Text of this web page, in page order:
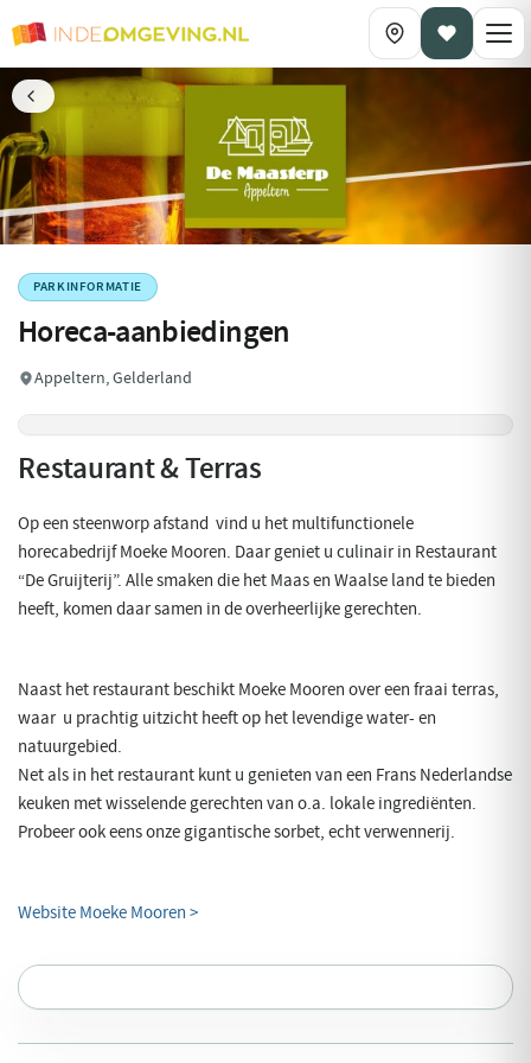
PARKINFORMATIE
Horeca-aanbiedingen
Appeltern, Gelderland
Restaurant & Terras
Op een steenworp afstand vind u het multifunctionele
horecabedrijf Moeke Mooren. Daar geniet u culinair in Restaurant
“De Gruijterij”. Alle smaken die het Maas en Waalse land te bieden
heeft, komen daar samen in de overheerlijke gerechten.
Naast het restaurant beschikt Moeke Mooren over een fraai terras,
waar u prachtig uitzicht heeft op het levendige water- en
natuurgebied.
Net als in het restaurant kunt u genieten van een Frans Nederlandse
keuken met wisselende gerechten van o.a. lokale ingrediënten.
Probeer ook eens onze gigantische sorbet, echt verwennerij.
Website Moeke Mooren >